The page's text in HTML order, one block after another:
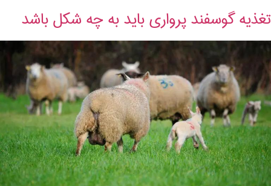
تغذیه گوسفند پرواری باید به چه شکل باشد